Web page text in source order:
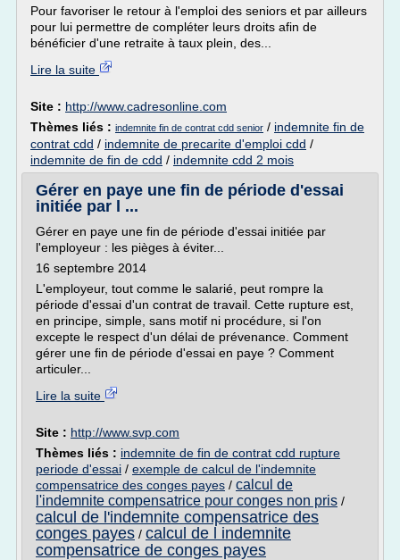
Pour favoriser le retour à l'emploi des seniors et par ailleurs
pour lui permettre de compléter leurs droits afin de
bénéficier d'une retraite à taux plein, des...
Lire la suite
Site : http://www.cadresonline.com
Thèmes liés : indemnite fin de contrat cdd senior / indemnite fin de
contrat cdd / indemnite de precarite d'emploi cdd /
indemnite de fin de cdd / indemnite cdd 2 mois
Gérer en paye une fin de période d'essai
initiée par l ...
Gérer en paye une fin de période d'essai initiée par
l'employeur : les pièges à éviter...
16 septembre 2014
L'employeur, tout comme le salarié, peut rompre la
période d'essai d'un contrat de travail. Cette rupture est,
en principe, simple, sans motif ni procédure, si l'on
excepte le respect d'un délai de prévenance. Comment
gérer une fin de période d'essai en paye ? Comment
articuler...
Lire la suite
Site : http://www.svp.com
Thèmes liés : indemnite de fin de contrat cdd rupture
periode d'essai / exemple de calcul de l'indemnite
compensatrice des conges payes / calcul de
l'indemnite compensatrice pour conges non pris /
calcul de l'indemnite compensatrice des
conges payes / calcul de l indemnite
compensatrice de conges payes